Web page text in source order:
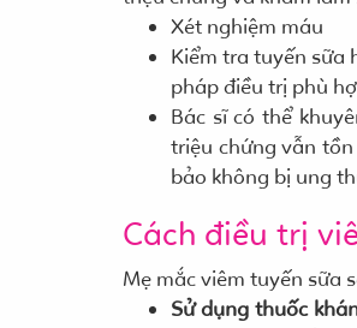
Xét nghiệm máu
Kiểm tra tuyến sữa
pháp điều trị phù
Bác sĩ có thể
triệu chứng vẫn
bảo không bị ung
Cách điều trị
Mẹ mắc viêm tuyến sữa
Sử dụng thuốc